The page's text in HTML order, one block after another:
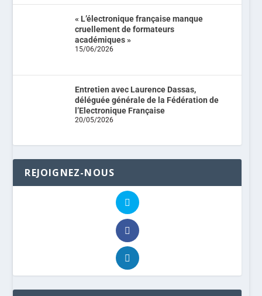
« L’électronique française manque
cruellement de formateurs
académiques »
15/06/2026
Entretien avec Laurence Dassas,
déléguée générale de la Fédération de
l’Electronique Française
20/05/2026
REJOIGNEZ-NOUS